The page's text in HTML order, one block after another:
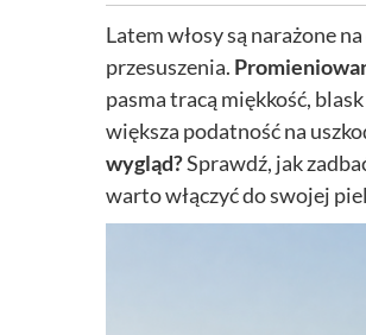
Latem włosy są narażone
przesuszenia.
pasma tracą miękkość,
większa podatność na
wygląd?Sprawdź, jak
warto włączyć do swojej